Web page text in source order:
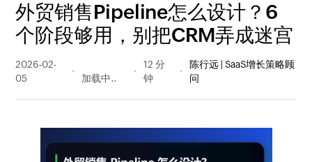
外贸销售Pipeline怎么设计？6
个阶段够用，别把CRM弄成迷宫
2026-02-
05
量
12 分
钟
陈行远 | SaaS增长策略顾
问